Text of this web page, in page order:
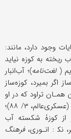
وجود دارد، مانند:
زود از کنار بامها (صائب، ۱/ ۱۵۶)؛ آب ریخته به کوزه نیاید
لغت‌نامه)؛ آب‌انبار
(دهخدا، ۱/ ۲)؛ خمره‌ساز اگر بمیرد، کوزه‌ساز
۶۰۷)؛ از کوزه برون همـان تراود که در او
ست (هبله‌رودی، ۲۴)؛ بگذار درِ کوزه آبش را بخور (عسکری‌عالم‌، ۳/ ۸۸)؛
(کرزبر، ۴۰-۴۱)؛ کوزه‌گر از کوزۀ شکسته آب
فرهنگ